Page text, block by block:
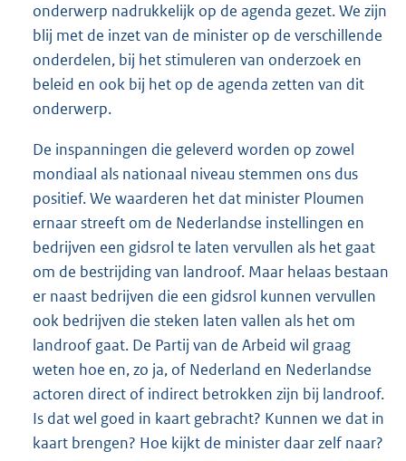
onderwerp nadrukkelijk op de agenda gezet. We zijn
blij met de inzet van de minister op de verschillende
onderdelen, bij het stimuleren van onderzoek en
beleid en ook bij het op de agenda zetten van dit
onderwerp.
De inspanningen die geleverd worden op zowel
mondiaal als nationaal niveau stemmen ons dus
positief. We waarderen het dat minister Ploumen
ernaar streeft om de Nederlandse instellingen en
bedrijven een gidsrol te laten vervullen als het gaat
om de bestrijding van landroof. Maar helaas bestaan
er naast bedrijven die een gidsrol kunnen vervullen
ook bedrijven die steken laten vallen als het om
landroof gaat. De Partij van de Arbeid wil graag
weten hoe en, zo ja, of Nederland en Nederlandse
actoren direct of indirect betrokken zijn bij landroof.
Is dat wel goed in kaart gebracht? Kunnen we dat in
kaart brengen? Hoe kijkt de minister daar zelf naar?